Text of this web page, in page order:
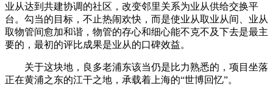
业从达到共建协调的社区，改变邻里关系为业从供给交换平
台。勾当的目标，不止热闹欢快，而是使业从取业从间、业从
取物管间愈加和谐，物管的存心和细心能不克不及下去是最主
要的，最初的评比成果是业从的口碑效益。
关于这块地，良多老浦东该当仍是比力熟悉的，项目坐落
正在黄浦之东的江干之地，承载着上海的“世博回忆”。